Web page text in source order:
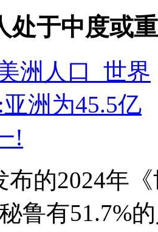
处于中度或
布的2024年
鲁有51.7%